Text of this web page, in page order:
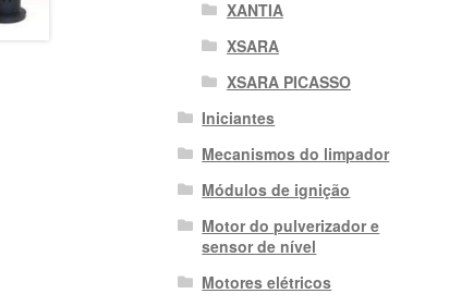
XANTIA
XSARA
XSARA PICASSO
Iniciantes
Mecanismos do limpador
Módulos de ignição
Motor do pulverizador e
sensor de nível
Motores elétricos